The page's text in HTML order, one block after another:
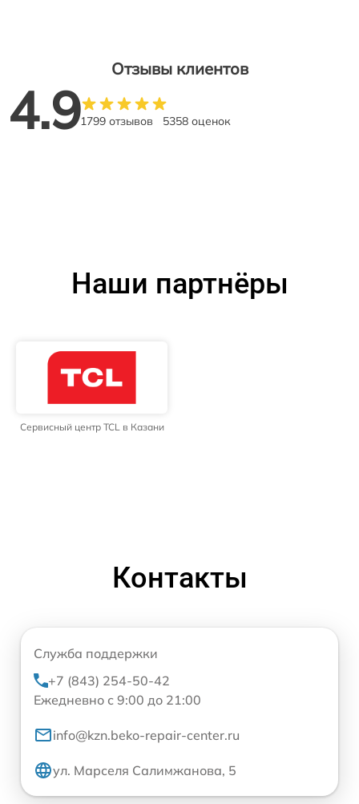
Отзывы клиентов
4.91799 отзывов 5358 оценок
Наши партнёры
Сервисный центр TCL в Казани
Контакты
Служба поддержки
+7 (843) 254-50-42
Ежедневно с 9:00 до 21:00
info@kzn.beko-repair-center.ru
ул. Марселя Салимжанова, 5